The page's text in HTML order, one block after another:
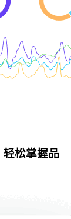
松掌握品